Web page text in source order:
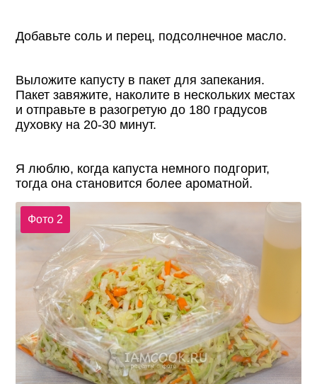
Добавьте соль и перец, подсолнечное масло.
Выложите капусту в пакет для запекания.
Пакет завяжите, наколите в нескольких местах
и отправьте в разогретую до 180 градусов
духовку на 20-30 минут.
Я люблю, когда капуста немного подгорит,
тогда она становится более ароматной.
Фото 2